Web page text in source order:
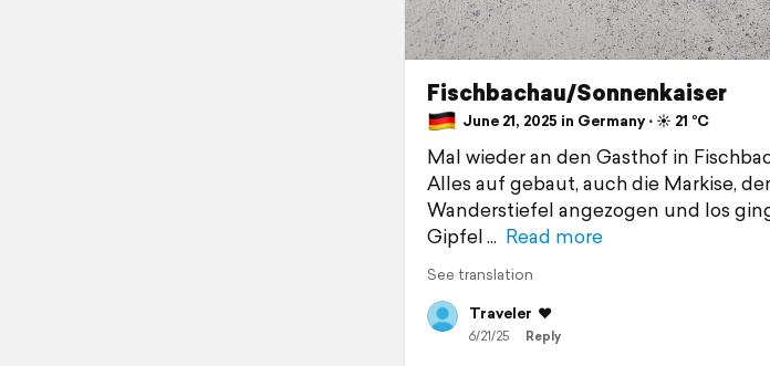
Fischbachau/Sonnenkaiser
June 21, 2025 in Germany ⋅ ☀️ 21 °C
Mal wieder an den Gasthof in
Alles auf gebaut, auch die Markise,
Wanderstiefel angezogen und los
Gipfel
Read more
See translation
Traveler ❤️
6/21/25 Reply